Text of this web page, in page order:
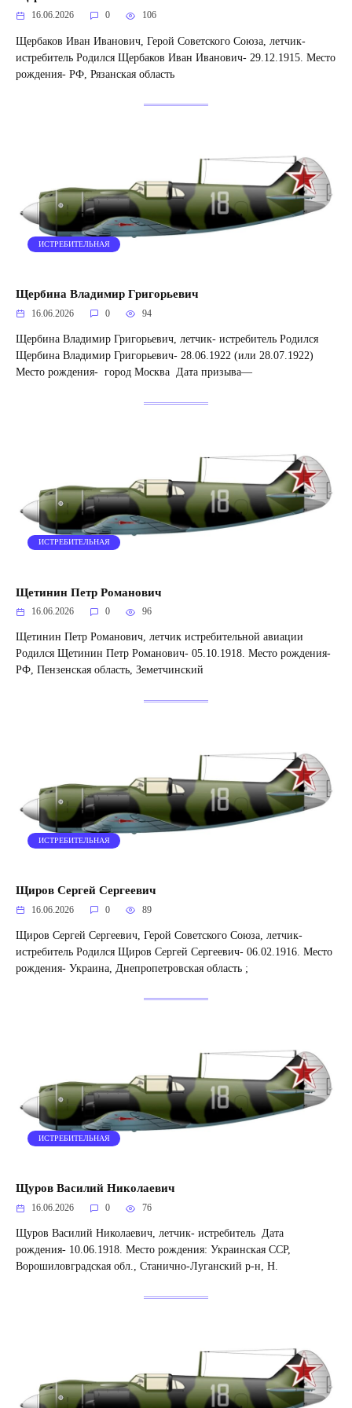
16.06.2026 0 106
Щербаков Иван Иванович, Герой Советского Союза, летчик-
истребитель Родился Щербаков Иван Иванович- 29.12.1915. Место
рождения- РФ, Рязанская область
ИСТРЕБИТЕЛЬНАЯ
Щербина Владимир Григорьевич
16.06.2026 0 94
Щербина Владимир Григорьевич, летчик- истребитель Родился
Щербина Владимир Григорьевич- 28.06.1922 (или 28.07.1922)
Место рождения- город Москва Дата призыва—
ИСТРЕБИТЕЛЬНАЯ
Щетинин Петр Романович
16.06.2026 0 96
Щетинин Петр Романович, летчик истребительной авиации
Родился Щетинин Петр Романович- 05.10.1918. Место рождения-
РФ, Пензенская область, Земетчинский
ИСТРЕБИТЕЛЬНАЯ
Щиров Сергей Сергеевич
16.06.2026 0 89
Щиров Сергей Сергеевич, Герой Советского Союза, летчик-
истребитель Родился Щиров Сергей Сергеевич- 06.02.1916. Место
рождения- Украина, Днепропетровская область ;
ИСТРЕБИТЕЛЬНАЯ
Щуров Василий Николаевич
16.06.2026 0 76
Щуров Василий Николаевич, летчик- истребитель Дата
рождения- 10.06.1918. Место рождения: Украинская ССР,
Ворошиловградская обл., Станично-Луганский р-н, Н.